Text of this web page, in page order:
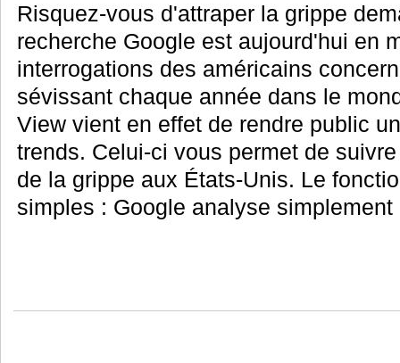
Risquez-vous d'attraper la grippe
recherche Google est aujourd'hui en
interrogations des américains
sévissant chaque année dans le
View vient en effet de rendre public
trends. Celui-ci vous permet de
de la grippe aux États-Unis. Le
simples : Google analyse